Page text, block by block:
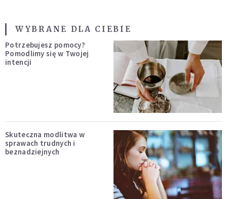
WYBRANE DLA CIEBIE
Potrzebujesz pomocy?
Pomodlimy się w Twojej
intencji
Skuteczna modlitwa w
sprawach trudnych i
beznadziejnych